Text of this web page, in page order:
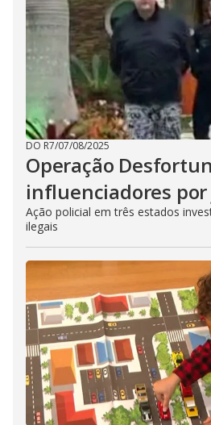
DO R7/07/08/2025
Operação
influenciadores por
Ação policial em três estados
ilegais